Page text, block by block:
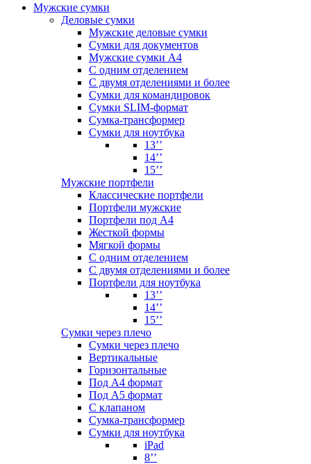
Мужские сумки
Деловые сумки
Мужские деловые сумки
Сумки для документов
Мужские сумки А4
С одним отделением
С двумя отделениями и более
Сумки для командировок
Сумки SLIM-формат
Сумка-трансформер
Сумки для ноутбука
13’’
14’’
15’’
Мужские портфели
Классические портфели
Портфели мужские
Портфели под А4
Жесткой формы
Мягкой формы
С одним отделением
С двумя отделениями и более
Портфели для ноутбука
13’’
14’’
15’’
Сумки через плечо
Сумки через плечо
Вертикальные
Горизонтальные
Под А4 формат
Под А5 формат
С клапаном
Сумка-трансформер
Сумки для ноутбука
iPad
8’’